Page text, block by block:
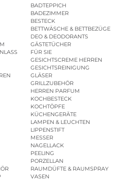
BADTEPPICH
BADEZIMMER
BESTECK
BETTWÄSCHE & BETTBEZÜGE
DEO & DEODORANTS
GÄSTETÜCHER
FÜR SIE
GESICHTSCREME HERREN
GESICHTSREINIGUNG
GLÄSER
GRILLZUBEHÖR
HERREN PARFUM
KOCHBESTECK
KOCHTÖPFE
KÜCHENGERÄTE
LAMPEN & LEUCHTEN
LIPPENSTIFT
MESSER
NAGELLACK
PEELING
PORZELLAN
RAUMDÜFTE & RAUMSPRAY
VASEN